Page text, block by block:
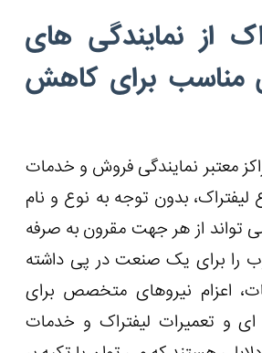
از نمایندگی های
مناسب برای کاهش
معتبر نمایندگی فروش و خدمات
بدون توجه به نوع و نام
می تواند از هر جهت مقرون به صرفه
را برای یک صنعت در پی داشته
اعزام نیروهای متخصص برای
ای و تعمیرات لیفتراک و خدمات